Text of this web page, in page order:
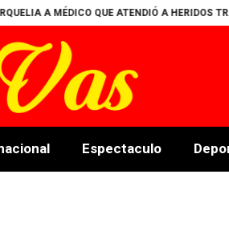
QUE ATENDIÓ A HERIDOS TRAS
Espectaculo